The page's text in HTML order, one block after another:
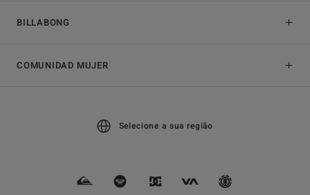
BILLABONG
COMUNIDAD MUJER
Selecione a sua região